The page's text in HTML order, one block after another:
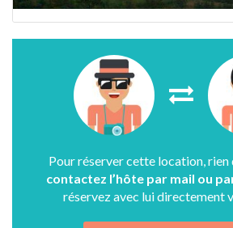
Pour réserver cette location, rien
contactez l’hôte par mail ou
réservez avec lui directement